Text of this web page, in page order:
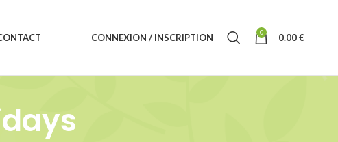
CONNEXION / INSCRIPTION 0 0.00€